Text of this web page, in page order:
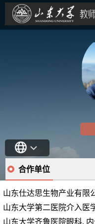
合作单位
山东仕达思生物产业有限
山东大学第二医院介入医
山东大学齐鲁医院眼科,